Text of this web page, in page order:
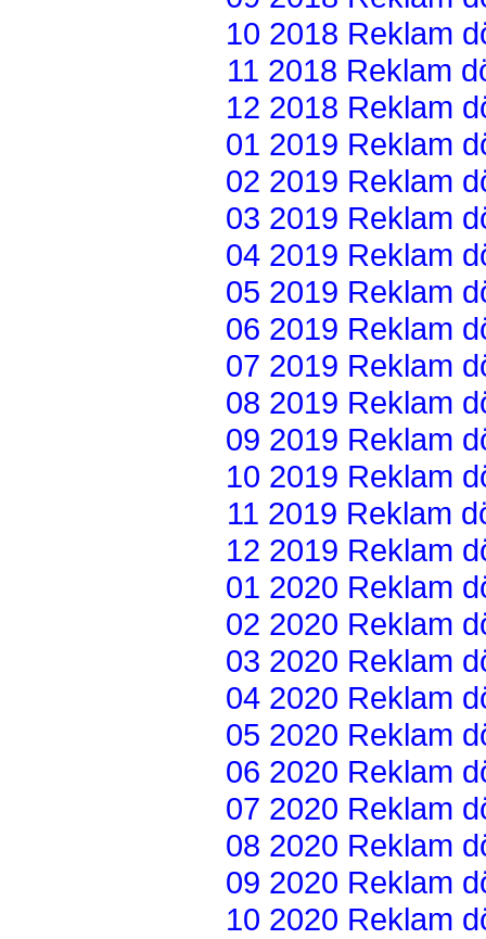
10 2018 Reklam
11 2018 Reklam
12 2018 Reklam
01 2019 Reklam
02 2019 Reklam
03 2019 Reklam
04 2019 Reklam
05 2019 Reklam
06 2019 Reklam
07 2019 Reklam
08 2019 Reklam
09 2019 Reklam
10 2019 Reklam
11 2019 Reklam
12 2019 Reklam
01 2020 Reklam
02 2020 Reklam
03 2020 Reklam
04 2020 Reklam
05 2020 Reklam
06 2020 Reklam
07 2020 Reklam
08 2020 Reklam
09 2020 Reklam
10 2020 Reklam